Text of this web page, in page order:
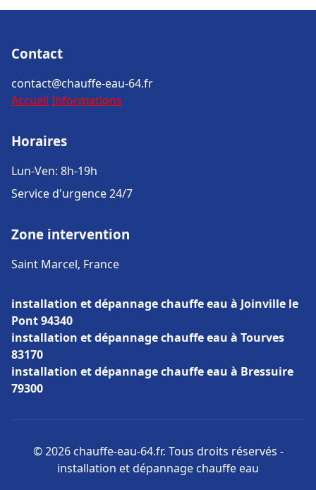
Contact
contact@chauffe-eau-64.fr
Accueil Informations
Horaires
Lun-Ven: 8h-19h
Service d'urgence 24/7
Zone intervention
Saint Marcel, France
installation et dépannage chauffe eau à Joinville le
Pont 94340
installation et dépannage chauffe eau à Tourves
83170
installation et dépannage chauffe eau à Bressuire
79300
© 2026 chauffe-eau-64.fr. Tous droits réservés -
installation et dépannage chauffe eau